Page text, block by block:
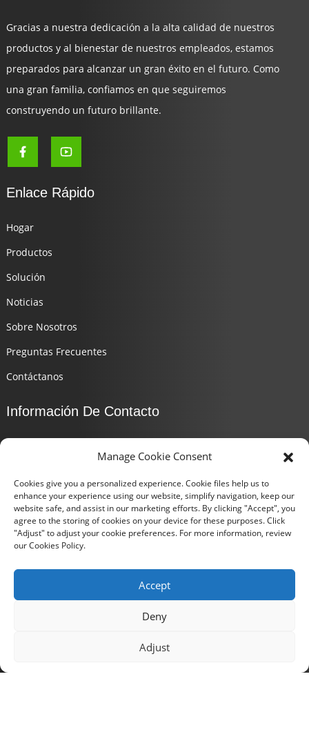
Gracias a nuestra dedicación a la alta calidad de nuestros
productos y al bienestar de nuestros empleados, estamos
preparados para alcanzar un gran éxito en el futuro. Como
una gran familia, confiamos en que seguiremos
construyendo un futuro brillante.
Enlace Rápido
Hogar
Productos
Solución
Noticias
Sobre Nosotros
Preguntas Frecuentes
Contáctanos
Información De Contacto
distrito de Haicang, ciudad de Xiamen
joyce@innovatelocker.com
8618659232426
Boletines Informativos
Introduce tu correo electrónico y te enviaremos la información
más reciente sobre nuestros planes.
Manage Cookie Consent
Cookies give you a personalized experience. Cookie files help us to
enhance your experience using our website, simplify navigation, keep our
website safe, and assist in our marketing efforts. By clicking "Accept", you
agree to the storing of cookies on your device for these purposes. Click
"Adjust" to adjust your cookie preferences. For more information, review
our Cookies Policy.
Accept
Deny
Adjust